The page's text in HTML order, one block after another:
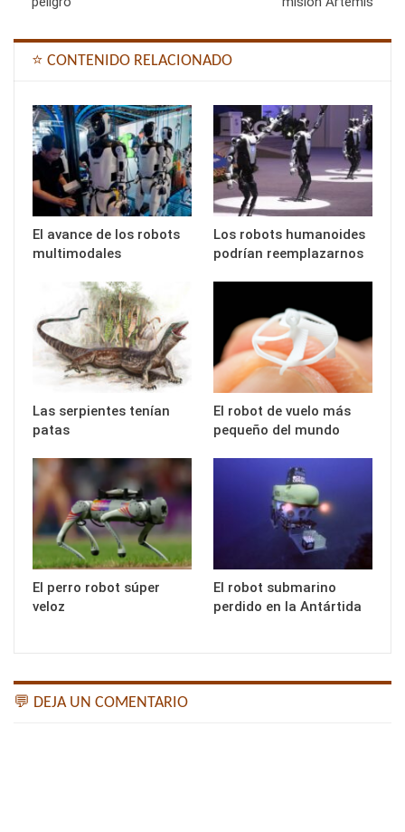
⭐ CONTENIDO RELACIONADO
El avance de los robots
multimodales
Los robots humanoides
podrían reemplazarnos
Las serpientes tenían
patas
El robot de vuelo más
pequeño del mundo
El perro robot súper
veloz
El robot submarino
perdido en la Antártida
💬 DEJA UN COMENTARIO